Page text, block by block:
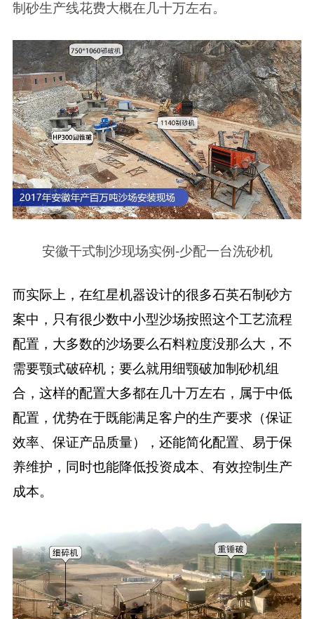
制砂生产线花费大概在几十万左右。
安徽干式制沙现场实例-少配一台洗砂机
而实际上，在红星机器设计的很多石英石制砂方
案中，只有很少数中小型沙场按照这个工艺流程
配置，大多数的沙场要么石料粒度没那么大，不
需要颚式破碎机；要么就用细颚破加制砂机组
合，这样的配置大多都在几十万左右，属于中低
配置，优势在于既能满足客户的生产要求（保证
效率、保证产品质量），还能简化配置、易于保
养维护，同时也能降低投资成本、有效控制生产
成本。